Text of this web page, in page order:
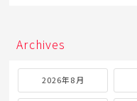
Archives
2026年8月